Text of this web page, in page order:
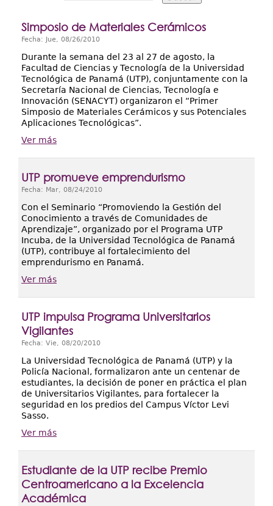
Internacional
Transparencia
Simposio de Materiales Cerámicos
Fecha: Jue, 08/26/2010
Durante la semana del 23 al 27 de agosto, la
Facultad de Ciencias y Tecnología de la Universidad
Tecnológica de Panamá (UTP), conjuntamente con la
Secretaría Nacional de Ciencias, Tecnología e
Innovación (SENACYT) organizaron el “Primer
Simposio de Materiales Cerámicos y sus Potenciales
Aplicaciones Tecnológicas”.
Ver más
UTP promueve emprendurismo
Fecha: Mar, 08/24/2010
Con el Seminario “Promoviendo la Gestión del
Conocimiento a través de Comunidades de
Aprendizaje”, organizado por el Programa UTP
Incuba, de la Universidad Tecnológica de Panamá
(UTP), contribuye al fortalecimiento del
emprendurismo en Panamá.
Ver más
UTP impulsa Programa Universitarios
Vigilantes
Fecha: Vie, 08/20/2010
La Universidad Tecnológica de Panamá (UTP) y la
Policía Nacional, formalizaron ante un centenar de
estudiantes, la decisión de poner en práctica el plan
de Universitarios Vigilantes, para fortalecer la
seguridad en los predios del Campus Víctor Levi
Sasso.
Ver más
Estudiante de la UTP recibe Premio
Centroamericano a la Excelencia
Académica